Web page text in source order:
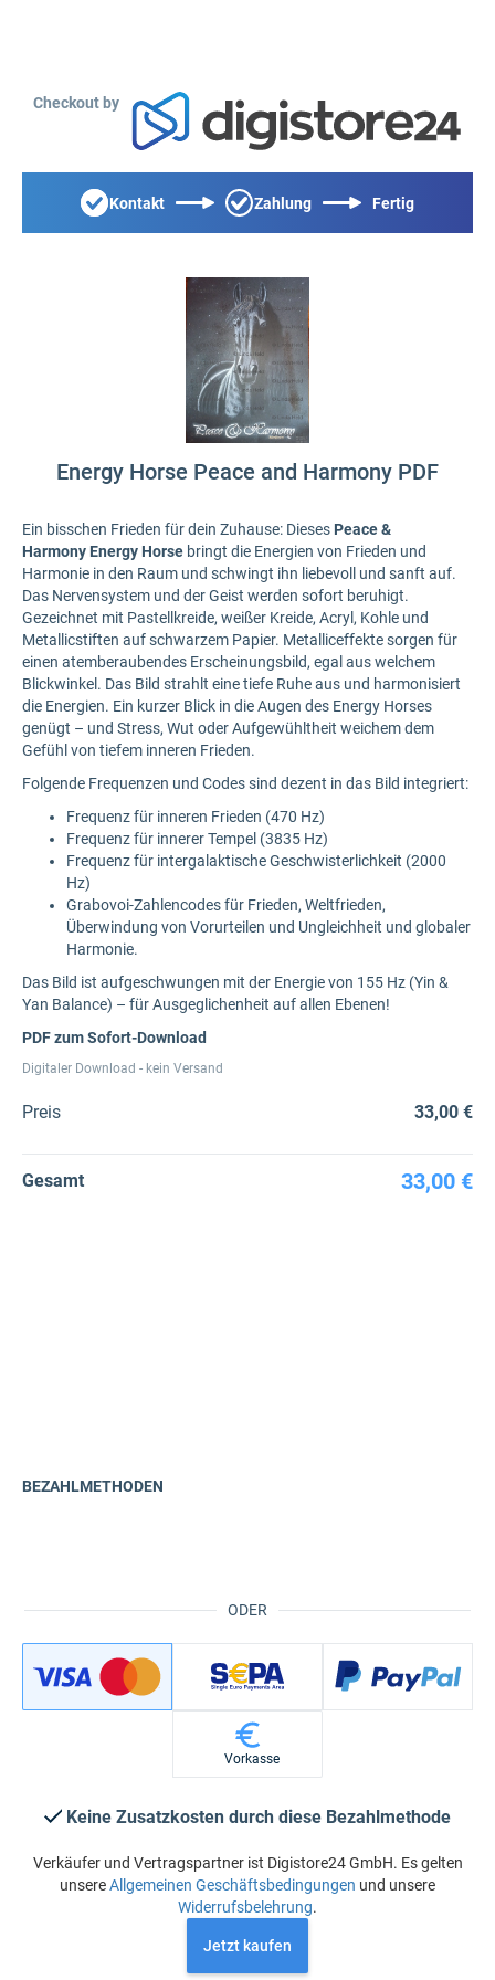
Checkout by
Kontakt Zahlung Fertig
Energy Horse Peace and Harmony PDF
Ein bisschen Frieden für dein Zuhause: Dieses Peace &
Harmony Energy Horse bringt die Energien von Frieden und
Harmonie in den Raum und schwingt ihn liebevoll und sanft auf.
Das Nervensystem und der Geist werden sofort beruhigt.
Gezeichnet mit Pastellkreide, weißer Kreide, Acryl, Kohle und
Metallicstiften auf schwarzem Papier. Metalliceffekte sorgen für
einen atemberaubendes Erscheinungsbild, egal aus welchem
Blickwinkel. Das Bild strahlt eine tiefe Ruhe aus und harmonisiert
die Energien. Ein kurzer Blick in die Augen des Energy Horses
genügt – und Stress, Wut oder Aufgewühltheit weichem dem
Gefühl von tiefem inneren Frieden.
Folgende Frequenzen und Codes sind dezent in das Bild integriert:
Frequenz für inneren Frieden (470 Hz)
Frequenz für innerer Tempel (3835 Hz)
Frequenz für intergalaktische Geschwisterlichkeit (2000
Hz)
Grabovoi-Zahlencodes für Frieden, Weltfrieden,
Überwindung von Vorurteilen und Ungleichheit und globaler
Harmonie.
Das Bild ist aufgeschwungen mit der Energie von 155 Hz (Yin &
Yan Balance) – für Ausgeglichenheit auf allen Ebenen!
PDF zum Sofort-Download
Digitaler Download - kein Versand
Preis 33,00 €
Gesamt 33,00 €
ODER
BEZAHLMETHODEN
Vorkasse
Keine Zusatzkosten durch diese Bezahlmethode
Verkäufer und Vertragspartner ist Digistore24 GmbH. Es gelten
unsereAllgemeinen Geschäftsbedingungen und unsere
Widerrufsbelehrung.
Jetzt kaufen